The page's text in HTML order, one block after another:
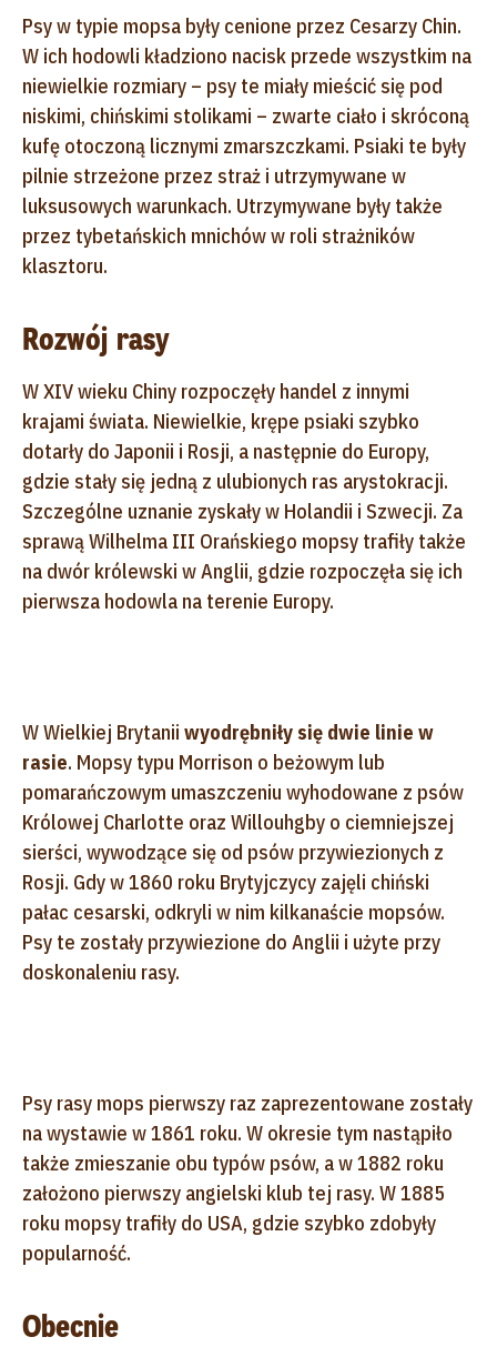
Psy w typie mopsa były cenione przez Cesarzy Chin.
W ich hodowli kładziono nacisk przede wszystkim na
niewielkie rozmiary – psy te miały mieścić się pod
niskimi, chińskimi stolikami – zwarte ciało i skróconą
kufę otoczoną licznymi zmarszczkami. Psiaki te były
pilnie strzeżone przez straż i utrzymywane w
luksusowych warunkach. Utrzymywane były także
przez tybetańskich mnichów w roli strażników
klasztoru.
Rozwój rasy
W XIV wieku Chiny rozpoczęły handel z innymi
krajami świata. Niewielkie, krępe psiaki szybko
dotarły do Japonii i Rosji, a następnie do Europy,
gdzie stały się jedną z ulubionych ras arystokracji.
Szczególne uznanie zyskały w Holandii i Szwecji. Za
sprawą Wilhelma III Orańskiego mopsy trafiły także
na dwór królewski w Anglii, gdzie rozpoczęła się ich
pierwsza hodowla na terenie Europy.
W Wielkiej Brytanii wyodrębniły się dwie linie w
rasie. Mopsy typu Morrison o beżowym lub
pomarańczowym umaszczeniu wyhodowane z psów
Królowej Charlotte oraz Willouhgby o ciemniejszej
sierści, wywodzące się od psów przywiezionych z
Rosji. Gdy w 1860 roku Brytyjczycy zajęli chiński
pałac cesarski, odkryli w nim kilkanaście mopsów.
Psy te zostały przywiezione do Anglii i użyte przy
doskonaleniu rasy.
Psy rasy mops pierwszy raz zaprezentowane zostały
na wystawie w 1861 roku. W okresie tym nastąpiło
także zmieszanie obu typów psów, a w 1882 roku
założono pierwszy angielski klub tej rasy. W 1885
roku mopsy trafiły do USA, gdzie szybko zdobyły
popularność.
Obecnie